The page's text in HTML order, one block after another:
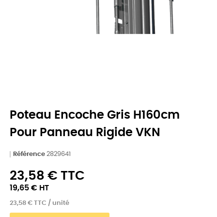
Poteau Encoche Gris H160cm
Pour Panneau Rigide VKN
Référence 2829641
23,58 € TTC
19,65 € HT
23,58 € TTC / unité